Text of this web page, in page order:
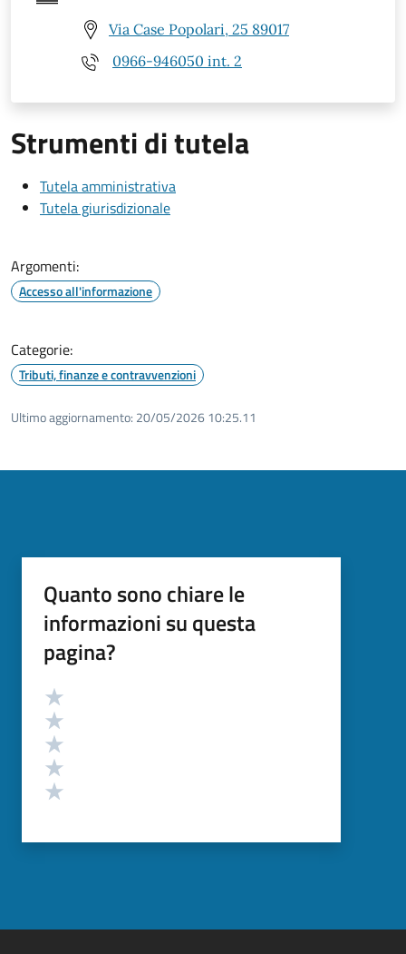
Via Case Popolari, 25 89017
0966-946050 int. 2
Strumenti di tutela
Tutela amministrativa
Tutela giurisdizionale
Argomenti:
Accesso all'informazione
Categorie:
Tributi, finanze e contravvenzioni
Ultimo aggiornamento: 20/05/2026 10:25.11
Quanto sono chiare le
informazioni su questa
pagina?
Valutazione